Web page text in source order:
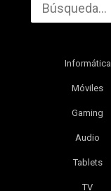
Informática
Móviles
Gaming
Audio
Tablets
TV